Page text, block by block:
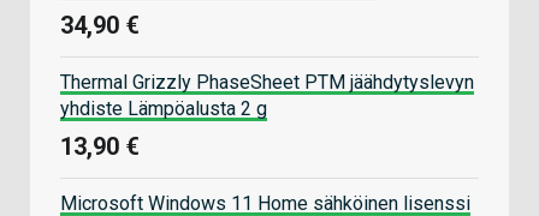
34,90 €
Thermal Grizzly PhaseSheet PTM jäähdytyslevyn
yhdiste Lämpöalusta 2 g
13,90 €
Microsoft Windows 11 Home sähköinen lisenssi